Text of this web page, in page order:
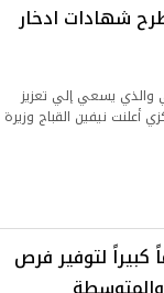
ناصر يطرح شهادات ادخار
والذي يسعي إلي تعزيز
أعلنت نيفين القباج وزيرة
كبيراً لتوفير فرص